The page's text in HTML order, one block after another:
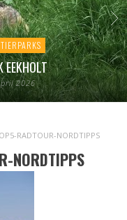
TIERPARKS
EEKHOLT
2026
RADTOUR-NORDTIPPS
NORDTIPPS